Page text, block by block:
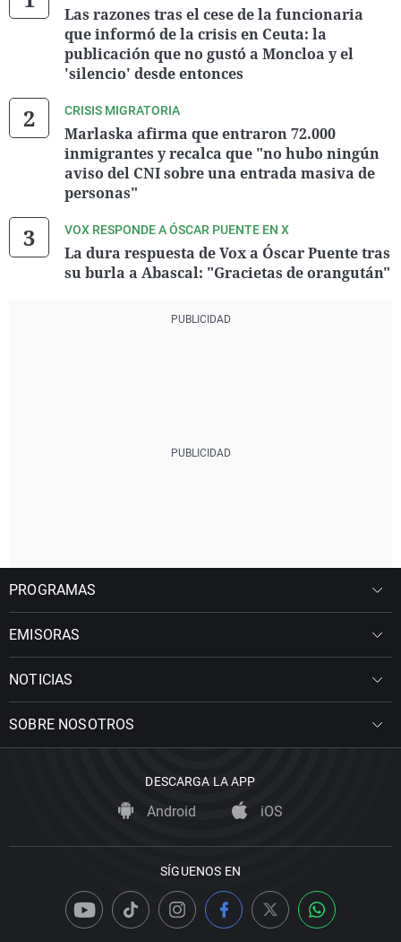
Las razones tras el cese de la funcionaria
que informó de la crisis en Ceuta: la
publicación que no gustó a Moncloa y el
'silencio' desde entonces
CRISIS MIGRATORIA
Marlaska afirma que entraron 72.000
inmigrantes y recalca que "no hubo ningún
aviso del CNI sobre una entrada masiva de
personas"
VOX RESPONDE A ÓSCAR PUENTE EN X
La dura respuesta de Vox a Óscar Puente tras
su burla a Abascal: "Gracietas de orangután"
PROGRAMAS
EMISORAS
NOTICIAS
SOBRE NOSOTROS
DESCARGA LA APP
Android iOS
SÍGUENOS EN